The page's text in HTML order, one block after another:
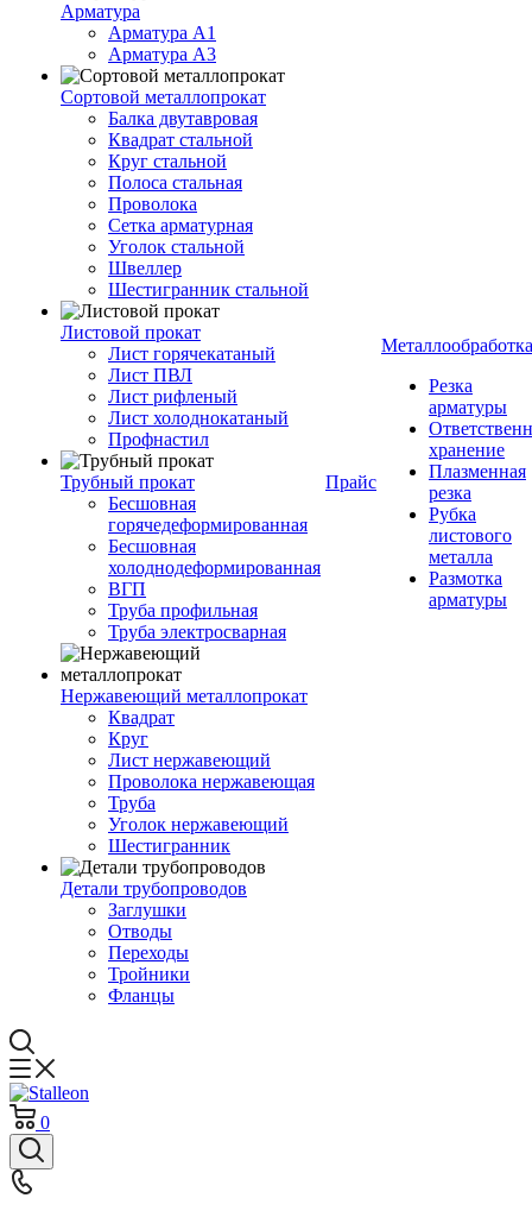
Арматура
Арматура A1
Арматура А3
Сортовой металлопрокат
Балка двутавровая
Квадрат стальной
Круг стальной
Полоса стальная
Проволока
Сетка арматурная
Уголок стальной
Швеллер
Шестигранник стальной
Листовой прокат
Лист горячекатаный
Лист ПВЛ
Лист рифленый
Лист холоднокатаный
Профнастил
Трубный прокат
Бесшовная
горячедеформированная
Бесшовная
холоднодеформированная
ВГП
Труба профильная
Труба электросварная
Нержавеющий металлопрокат
Квадрат
Круг
Лист нержавеющий
Проволока нержавеющая
Труба
Уголок нержавеющий
Шестигранник
Детали трубопроводов
Заглушки
Отводы
Переходы
Тройники
Фланцы
Прайс
Металлообработка
Резка
арматуры
хранение
Плазменная
резка
Рубка
листового
металла
Размотка
арматуры
0